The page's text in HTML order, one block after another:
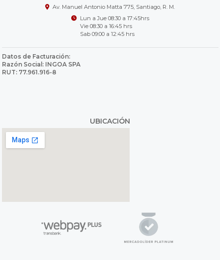
Av. Manuel Antonio Matta 775, Santiago, R. M.
Lun a Jue 08:30 a 17:45hrs
Vie 08:30 a 16:45 hrs
Sab 09:00 a 12:45 hrs
Datos de Facturación:
Razón Social: INGOA SPA
RUT: 77.961.916-8
UBICACIÓN